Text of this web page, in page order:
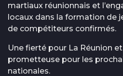
martiaux réunionnais et
locaux dans la formation de
de compétiteurs confirmés.
Une fierté pour La Réunion
prometteuse pour les
nationales.